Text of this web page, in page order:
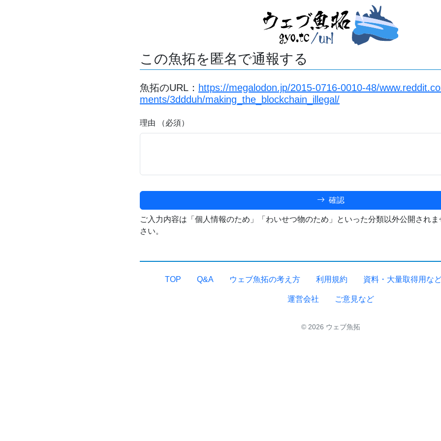
この魚拓を匿名で通報する
魚拓のURL： https://megalodon.jp/2015-0716-0010-48/
ments/3ddduh/making_the_blockchain_illegal/
理由 （必須）
確認
ご入力内容は「個人情報のため」「わいせつ物のため」といった分類以外公開され
さい。
TOP Q&A ウェブ魚拓の考え方 利用規約 資料・大量取得用な
運営会社 ご意見など
© 2026 ウェブ魚拓